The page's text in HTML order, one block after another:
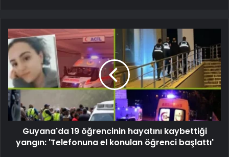
Guyana'da 19 öğrencinin hayatını kaybettiği
yangın: 'Telefonuna el konulan öğrenci başlattı'